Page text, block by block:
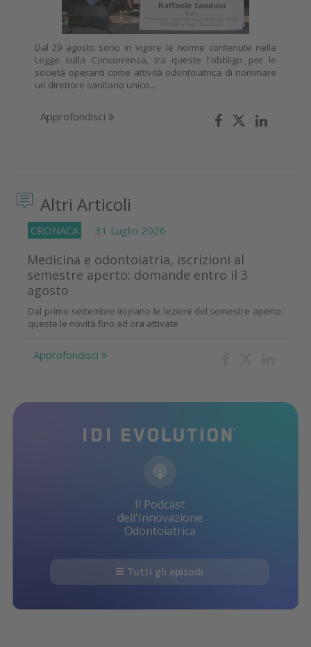
Dal 29 agosto sono in vigore le norme contenute nella
Legge sulla Concorrenza, tra queste l'obbligo per le
società operanti come attività odontoiatrica di nominare
un direttore sanitario unico...
Approfondisci
Altri Articoli
CRONACA 31 Luglio 2026
Medicina e odontoiatria, iscrizioni al
semestre aperto: domande entro il 3
agosto
Dal primo settembre iniziano le lezioni del semestre aperto,
queste le novità fino ad ora attivate
Approfondisci
Il Podcast
dell'Innovazione
Odontoiatrica
Tutti gli episodi